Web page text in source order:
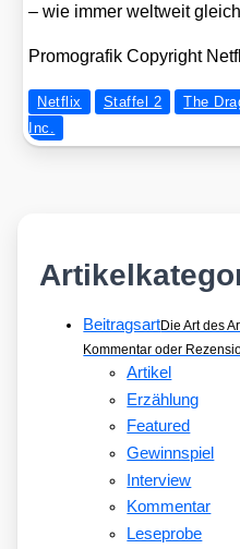
– wie immer welt­weit
Pro­mo­gra­fik Copy­right
Netflix Staffel 2 The
Inc.
BeitragsartDie Art des
Kommentar oder
Artikel
Erzählung
Featured
Gewinnspiel
Interview
Kommentar
Leseprobe